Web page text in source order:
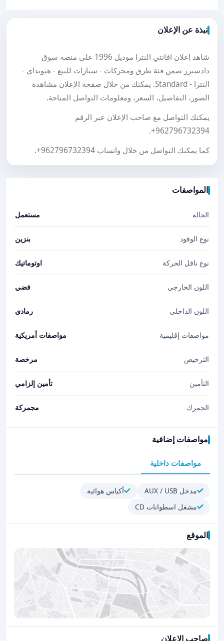
نبذة عن الإعلان
شاهد إعلان افانتي النترا موديل 1996 على منصة سوق
دادسترز ضمن فئة طرق ومحركات - سيارات للبيع - هيونداي -
النترا - Standard. يمكنك من خلال صفحة الإعلان مشاهدة
الصور، التفاصيل، السعر، ومعلومات التواصل المتاحة.
يمكنك التواصل مع صاحب الإعلان عبر الرقم
+962796732394
.
كما يمكنك التواصل من خلال واتساب +962796732394
.
المواصفات
الحالة مستعمل
نوع الوقود بنزين
نوع ناقل الحركة اوتوماتيك
اللون الخارجي فضي
اللون الداخلي رمادي
مواصفات إقليمية مواصفات أمريكية
الترخيص مرخصة
التأمين تأمين إلزامي
الجمرك مجمركة
مواصفات إضافية
مواصفات داخلية
مدخل AUX / USB
أكياس هوائية
مشغل اسطوانات CD
الموقع
صاحب الإعلان